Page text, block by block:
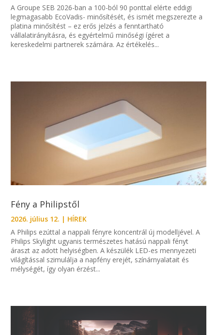
A Groupe SEB 2026-ban a 100-ból 90 ponttal elérte eddigi
legmagasabb EcoVadis- minősítését, és ismét megszerezte a
platina minősítést – ez erős jelzés a fenntartható
vállalatirányításra, és egyértelmű minőségi ígéret a
kereskedelmi partnerek számára. Az értékelés...
Fény a Philipstől
2026. július 12. | HÍREK
A Philips ezúttal a nappali fényre koncentrál új modelljével. A
Philips Skylight ugyanis természetes hatású nappali fényt
áraszt az adott helyiségben. A készülék LED-es mennyezeti
világítással szimulálja a napfény erejét, színárnyalatait és
mélységét, így olyan érzést...